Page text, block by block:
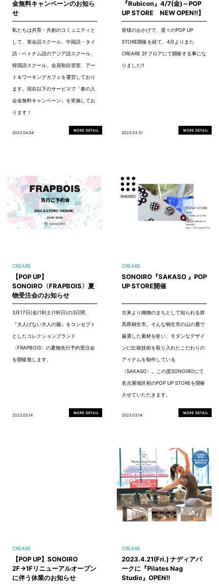
金無料キャンペーンのお知ら
せ
私たちは共育・共創のコミュニティと
して、英会話スクール、中国語・タイ
語・ベトナム語のアジア語スクール、
韓国語スクール、会員制自習室、アー
ト＆ワーキングカフェを運営しており
ます。現在以下のサービスで「春の入
会金無料キャンペーン」を実施してお
ります！
2023.04.04
『Rubicon』4/7(金)～POP
UP STORE NEW OPEN!!】
皆様のおかげで、度々のPOP UP
STORE開催を経て、4月よりまた
CREARE 2Fフロアにて開催する事にな
りました!!
2023.03.31
CREARE
【POP UP】
SONOIRO〈FRAPBOIS〉夏
物受注会のお知らせ
3月17日(金)18(土)19(日)の3日間、
『大人げない大人の服』をコンセプト
としたコレクションブランド
〈FRAPBOIS〉の夏物先行予約受注会
を開催致します。
2023.03.14
CREARE
SONOIRO『SAKASO 』POP
UP STORE開催
古来より織物のまちとして知られる群
馬県桐生市。そんな桐生市の山の麓で
厳選した素材を使い、モダンなデザイ
ンに伝統技術を取り入れたこだわりの
アイテムを制作している
〈SAKASO〉。この度SONOIROにて
名古屋地区初のPOP UP STOREを開催
させていただきます。
2023.03.14
CREARE
【POP UP】SONOIRO
2F→1Fリニューアルオープン
に伴う休業のお知らせ
CREARE
2023.4.21(Fri.) ナディアパ
ークに『Pilates Nag
Studio』OPEN!!